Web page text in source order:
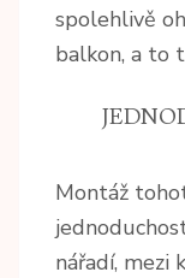
spolehlivě
balkon, a to
Montáž
nářadí, mezi